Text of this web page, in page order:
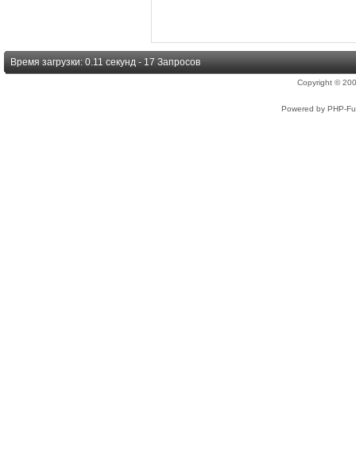
Время загрузки: 0.11 секунд - 17 Запросов
Copyright ©
Powered by PHP-